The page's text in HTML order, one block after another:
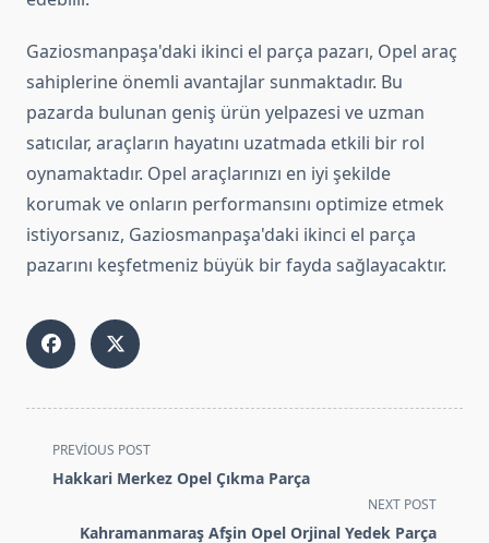
Gaziosmanpaşa'daki ikinci el parça pazarı, Opel araç
sahiplerine önemli avantajlar sunmaktadır. Bu
pazarda bulunan geniş ürün yelpazesi ve uzman
satıcılar, araçların hayatını uzatmada etkili bir rol
oynamaktadır. Opel araçlarınızı en iyi şekilde
korumak ve onların performansını optimize etmek
istiyorsanız, Gaziosmanpaşa'daki ikinci el parça
pazarını keşfetmeniz büyük bir fayda sağlayacaktır.
<span
class="nav-
screen-
PREVIOUS POST
Hakkari Merkez Opel Çıkma Parça
NEXT POST
Kahramanmaraş Afşin Opel Orjinal Yedek Parça